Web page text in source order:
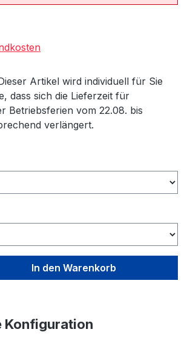
Artikel wird individuell für Sie
dass sich die Lieferzeit für
Betriebsferien vom 22.08. bis
verlängert.
den gewünschten Wert
In den Warenkorb
Konfiguration